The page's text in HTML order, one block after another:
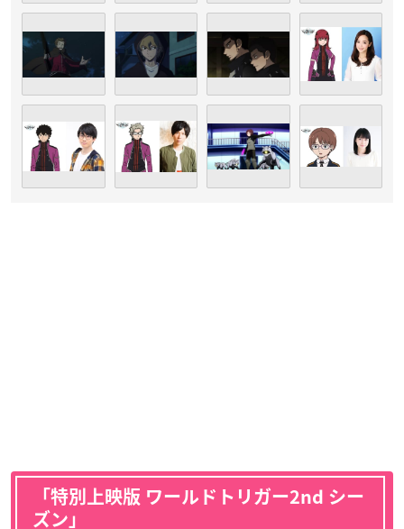
「特別上映版 ワールドトリガー2nd シー
ズン」